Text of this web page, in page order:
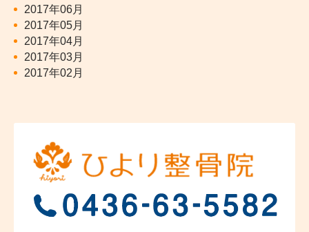
2017年06月
2017年05月
2017年04月
2017年03月
2017年02月